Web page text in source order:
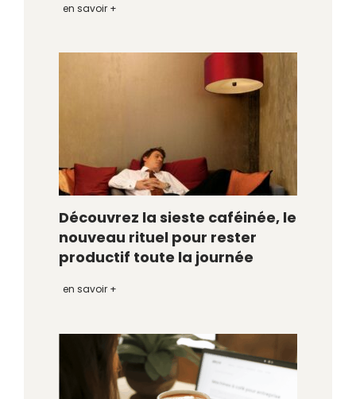
en savoir +
Découvrez la sieste caféinée, le
nouveau rituel pour rester
productif toute la journée
en savoir +